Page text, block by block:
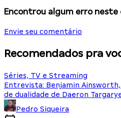
Encontrou algum erro
Envie seu comentário
Recomendados pra
Séries, TV e Streaming
Entrevista: Benjamin Ainsworth,
de dualidade de Daeron
Pedro Siqueira